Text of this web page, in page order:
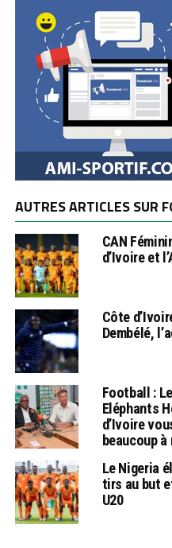
AUTRES ARTICLES SUR
CAN
d’Ivoire et
Côte
Dembélé,
Football :
Eléphants
d’Ivoire
beaucoup
Le Nigeria
tirs au but
U20